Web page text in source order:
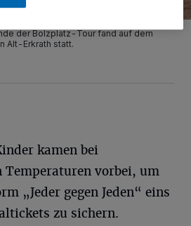
der Bolzplatz-Tour fand auf dem
Alt-Erkrath statt.
kamen bei
Temperaturen vorbei, um
„Jeder gegen Jeden“ eins
zu sichern.